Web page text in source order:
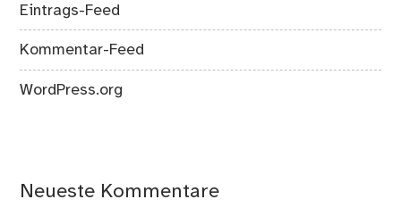
Eintrags-Feed
Kommentar-Feed
WordPress.org
Neueste Kommentare